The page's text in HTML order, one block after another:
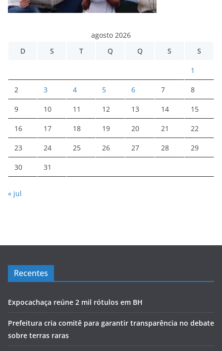
agosto 2026
D
S T Q Q S S
1
2 3 4 5 6 7 8
9 10 11 12 13 14 15
16 17 18 19 20 21 22
23 24 25 26 27 28 29
30 31
« jul
Recentes
Expocachaça reúne 2 mil rótulos em BH
Prefeitura cria comitê para garantir transparência no debate
sobre terras raras